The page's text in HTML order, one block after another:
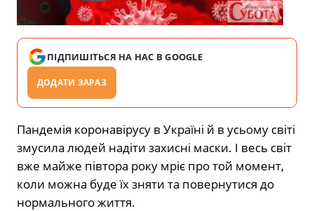
ПІДПИШІТЬСЯ НА НАС В GOOGLE
ДОДАТИ ЗАРАЗ
Пандемія коронавірусу в Україні й в усьому світі
змусила людей надіти захисні маски. І весь світ
вже майже півтора року мріє про той момент,
коли можна буде їх зняти та повернутися до
нормального життя.